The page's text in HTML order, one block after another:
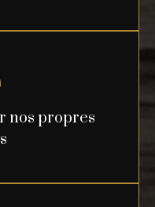
nos propres